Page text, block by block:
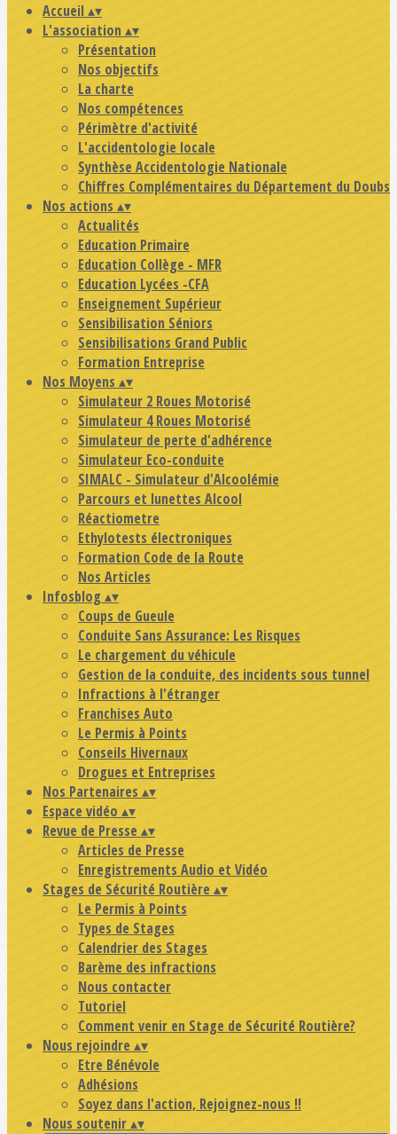
Accueil ▴▾
L'association ▴▾
Présentation
Nos objectifs
La charte
Nos compétences
Périmètre d'activité
L'accidentologie locale
Synthèse Accidentologie Nationale
Chiffres Complémentaires du Département du Doubs
Nos actions ▴▾
Actualités
Education Primaire
Education Collège - MFR
Education Lycées -CFA
Enseignement Supérieur
Sensibilisation Séniors
Sensibilisations Grand Public
Formation Entreprise
Nos Moyens ▴▾
Simulateur 2 Roues Motorisé
Simulateur 4 Roues Motorisé
Simulateur de perte d'adhérence
Simulateur Eco-conduite
SIMALC - Simulateur d'Alcoolémie
Parcours et lunettes Alcool
Réactiometre
Ethylotests électroniques
Formation Code de la Route
Nos Articles
Infosblog ▴▾
Coups de Gueule
Conduite Sans Assurance: Les Risques
Le chargement du véhicule
Gestion de la conduite, des incidents sous tunnel
Infractions à l'étranger
Franchises Auto
Le Permis à Points
Conseils Hivernaux
Drogues et Entreprises
Nos Partenaires ▴▾
Espace vidéo ▴▾
Revue de Presse ▴▾
Articles de Presse
Enregistrements Audio et Vidéo
Stages de Sécurité Routière ▴▾
Le Permis à Points
Types de Stages
Calendrier des Stages
Barème des infractions
Nous contacter
Tutoriel
Comment venir en Stage de Sécurité Routière?
Nous rejoindre ▴▾
Etre Bénévole
Adhésions
Soyez dans l'action, Rejoignez-nous !!
Nous soutenir▴▾